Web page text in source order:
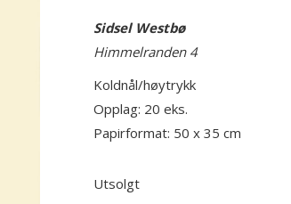
Sidsel Westbø
Himmelranden 4
Koldnål/høytrykk
Opplag: 20 eks.
Papirformat: 50 x 35 cm
Utsolgt